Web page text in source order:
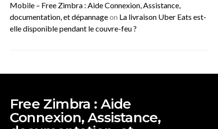
Mobile – Free Zimbra : Aide Connexion, Assistance,
documentation, et dépannageon La livraison Uber Eats est-
elle disponible pendant le couvre-feu ?
Free Zimbra : Aide
Connexion, Assistance,